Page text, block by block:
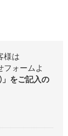
様は
フォームよ
をご記入の